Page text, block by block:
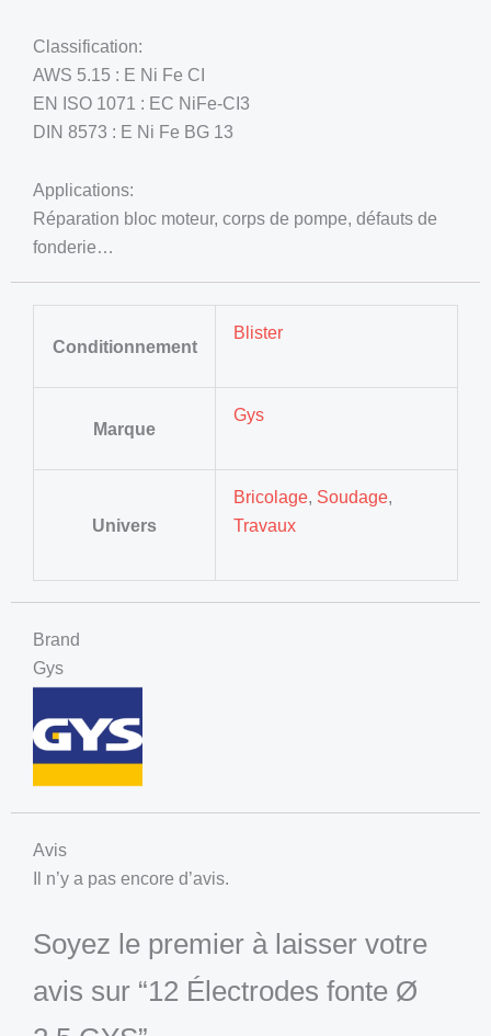
Classification:
AWS 5.15 : E Ni Fe CI
EN ISO 1071 : EC NiFe-CI3
DIN 8573 : E Ni Fe BG 13
Applications:
Réparation bloc moteur, corps de pompe, défauts de
fonderie…
Conditionnement
Blister
Marque
Gys
Univers
Bricolage Soudage
Travaux
Brand
Gys
Avis
Il n’y a pas encore d’avis.
Soyez le premier à laisser votre
avis sur “12 Électrodes fonte Ø